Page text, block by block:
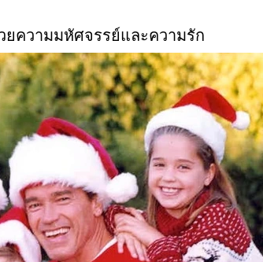
ความมหัศจรรย์และความรัก